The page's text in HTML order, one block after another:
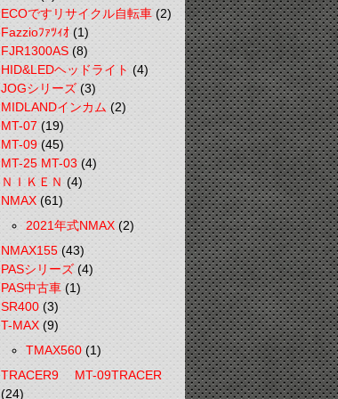
ECOですリサイクル自転車(2)
Fazzioﾌｧﾂｨｵ(1)
FJR1300AS(8)
HID&LEDヘッドライト(4)
JOGシリーズ(3)
MIDLANDインカム(2)
MT-07(19)
MT-09 (45)
MT-25 MT-03(4)
ＮＩＫＥＮ(4)
NMAX(61)
2021年式NMAX(2)
NMAX155(43)
PASシリーズ(4)
PAS中古車(1)
SR400(3)
T-MAX(9)
TMAX560(1)
TRACER9 MT-09TRACER
(24)